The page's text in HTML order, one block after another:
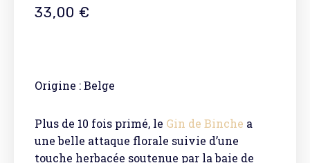
33,00 €
Origine : Belge
Plus de 10 fois primé, le Gin de Binche a
une belle attaque florale suivie d’une
touche herbacée soutenue par la baie de